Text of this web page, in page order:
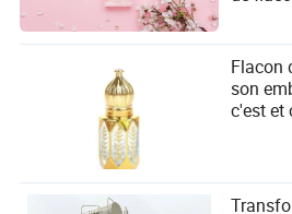
fournir des services complets
commerce international entre les
Flacon
son
c'est et